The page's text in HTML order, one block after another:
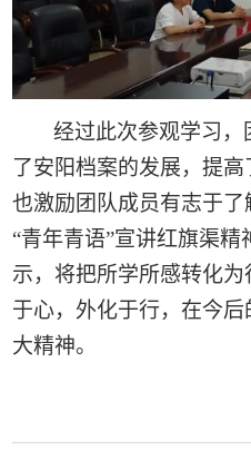
经过此次参观学习
了安阳档案的发展，提高
也激励团队成员有志于
“青年青语”宣讲红旗渠
示，将把所学所感转化
于心，外化于行，在今
大精神。